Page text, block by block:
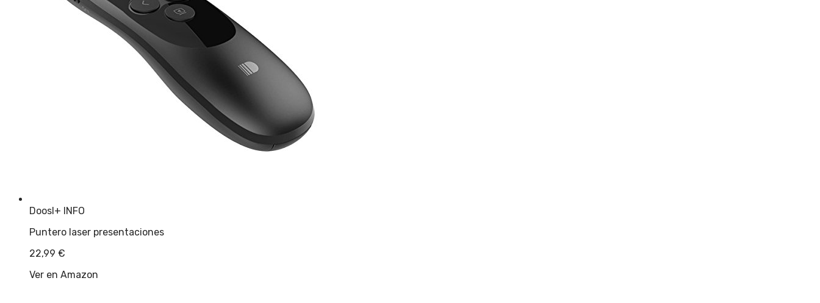
Doosl+ INFO
Puntero laser presentaciones
22,99 €
Ver en Amazon